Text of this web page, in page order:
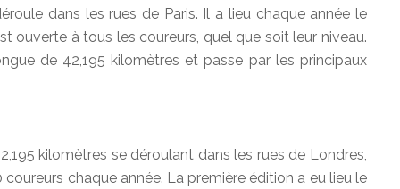
dans les rues de Paris. Il a lieu chaque année le
ouverte à tous les coureurs, quel que soit leur niveau.
de 42,195 kilomètres et passe par les principaux
kilomètres se déroulant dans les rues de Londres,
chaque année. La première édition a eu lieu le